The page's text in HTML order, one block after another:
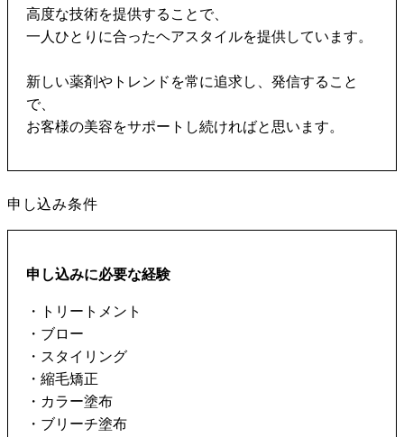
高度な技術を提供することで、
一人ひとりに合ったヘアスタイルを提供しています。
新しい薬剤やトレンドを常に追求し、発信すること
で、
お客様の美容をサポートし続ければと思います。
申し込み条件
申し込みに必要な経験
・トリートメント
・ブロー
・スタイリング
・縮毛矯正
・カラー塗布
・ブリーチ塗布